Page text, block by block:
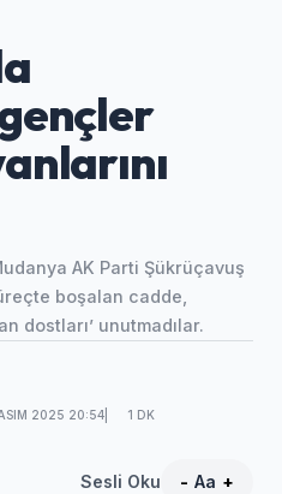
AK Parti Şükrüçavuş
boşalan cadde,
dostları’ unutmadılar.
2025 20:54 1 DK
Sesli Oku - Aa +